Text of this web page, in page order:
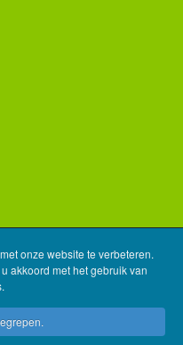
onze website te verbeteren.
akkoord met het gebruik van